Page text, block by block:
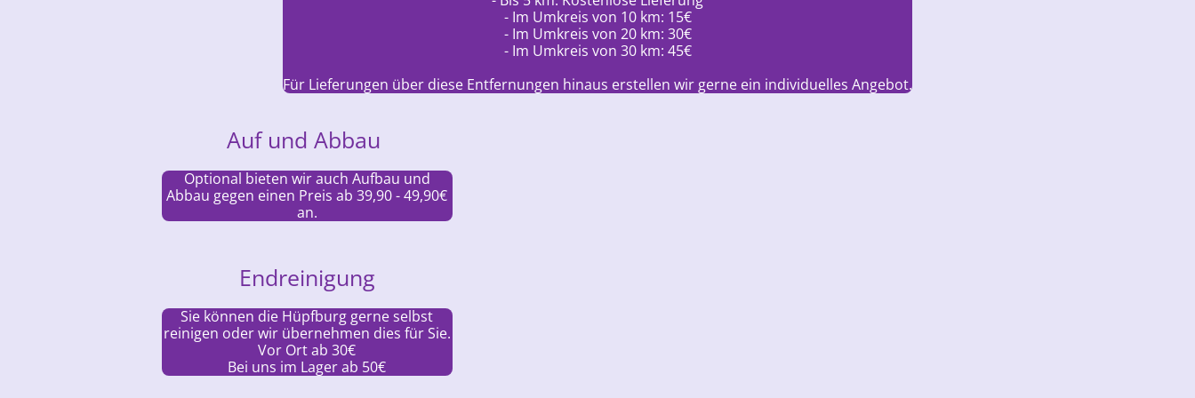
- Im Umkreis von 10 km: 15€
- Im Umkreis von 20 km: 30€
- Im Umkreis von 30 km: 45€
Für Lieferungen über diese Entfernungen hinaus erstellen wir gerne ein individuelles Angebot.
Auf und Abbau
Optional bieten wir auch Aufbau und
Abbau gegen einen Preis ab 39,90 - 49,90€
an.
Endreinigung
Sie können die Hüpfburg gerne selbst
reinigen oder wir übernehmen dies für Sie.
Vor Ort ab 30€
Bei uns im Lager ab 50€